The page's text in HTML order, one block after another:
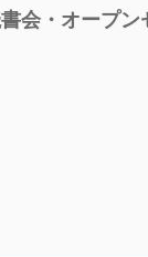
会・オープン